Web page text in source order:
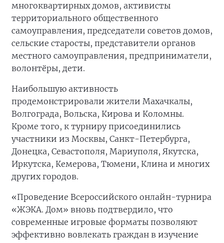
многоквартирных домов, активисты
территориального общественного
самоуправления, председатели советов домов,
сельские старосты, представители органов
местного самоуправления, предприниматели,
волонтёры, дети.
Наибольшую активность
продемонстрировали жители Махачкалы,
Волгограда, Вольска, Кирова и Коломны.
Кроме того, к турниру присоединились
участники из Москвы, Санкт-Петербурга,
Донецка, Севастополя, Мариуполя, Якутска,
Иркутска, Кемерова, Тюмени, Клина и многих
других городов.
«Проведение Всероссийского онлайн-турнира
«ЖЭКА. Дом» вновь подтвердило, что
современные игровые форматы позволяют
эффективно вовлекать граждан в изучение